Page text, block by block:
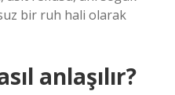
bir ruh hali olarak
anlaşılır?